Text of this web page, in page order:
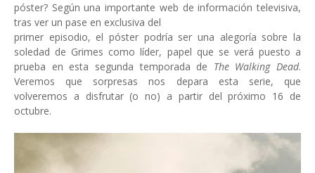
póster? Según una importante web de información televisiva,
tras ver un pase en exclusiva del
primer episodio, el póster podría ser una alegoría sobre la
soledad de Grimes como líder, papel que se verá puesto a
prueba en esta segunda temporada de The Walking Dead.
Veremos que sorpresas nos depara esta serie, que
volveremos a disfrutar (o no) a partir del próximo 16 de
octubre.